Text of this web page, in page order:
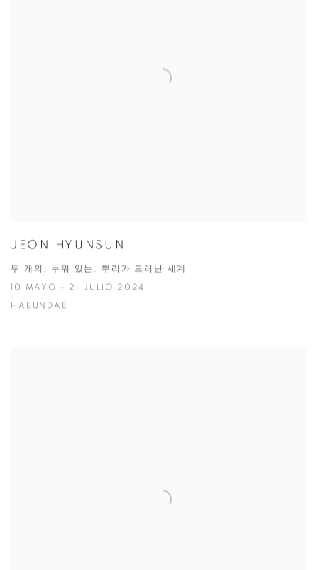
JEON HYUNSUN
두 개의, 누워 있는, 뿌리가 드러난 세계
10 MAYO - 21 JULIO 2024
HAEUNDAE